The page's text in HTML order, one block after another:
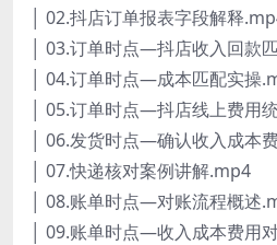
│ 02.抖店订单报表字段解释
│ 03.订单时点—抖店收入回款
│ 04.订单时点—成本匹配实操
│ 05.订单时点—抖店线上费用
│ 06.发货时点—确认收入成本
│ 07.快递核对案例讲解.mp4
│ 08.账单时点—对账流程概述
│ 09.账单时点—收入成本费用